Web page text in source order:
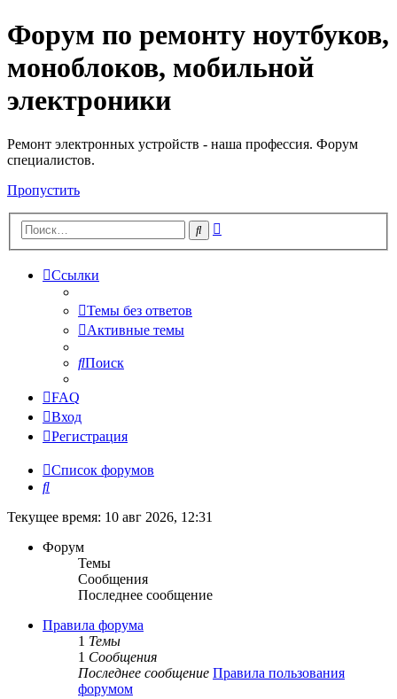
Регистрация
Форум по ремонту ноутбуков,
моноблоков, мобильной
электроники
Ремонт электронных устройств - наша профессия. Форум
специалистов.
Пропустить
Поиск
Ссылки
Темы без ответов
Активные темы
Поиск
FAQ
Вход
Регистрация
Список форумов
Поиск
Текущее время: 10 авг 2026, 12:31
Форум
Темы
Сообщения
Последнее сообщение
Правила форума
1 Темы
1 Сообщения
Последнее сообщение Правила пользования
форумом